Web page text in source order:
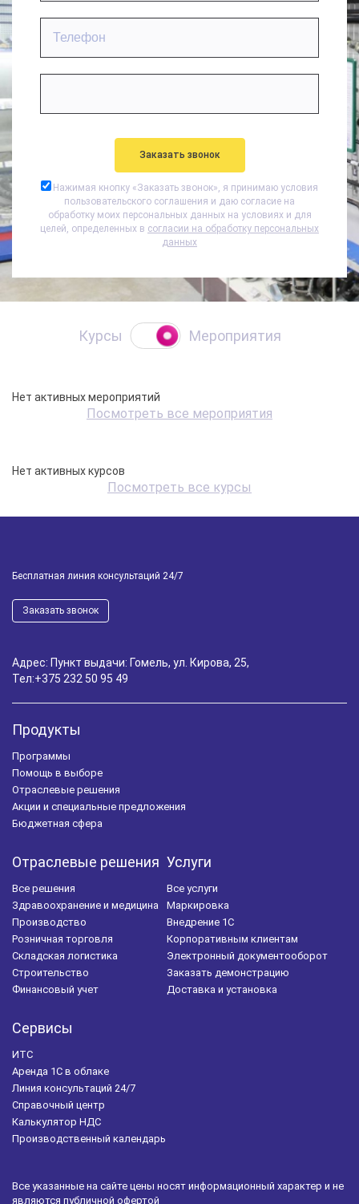
Нажимая кнопку «Заказать звонок», я принимаю условия
пользовательского соглашения и даю согласие на
обработку моих персональных данных на условиях и для
целей, определенных в согласии на обработку персональных
данных
Курсы Мероприятия
Нет активных мероприятий
Посмотреть все мероприятия
Нет активных курсов
Посмотреть все курсы
Бесплатная линия консультаций 24/7
Заказать звонок
Адрес: Пункт выдачи: Гомель, ул. Кирова, 25,
Тел:+375 232 50 95 49
Продукты
Программы
Помощь в выборе
Отраслевые решения
Акции и специальные предложения
Бюджетная сфера
Отраслевые решения
Все решения
Здравоохранение и медицина
Производство
Розничная торговля
Складская логистика
Строительство
Финансовый учет
Услуги
Все услуги
Маркировка
Внедрение 1С
Корпоративным клиентам
Электронный документооборот
Заказать демонстрацию
Доставка и установка
Сервисы
ИТС
Аренда 1С в облаке
Линия консультаций 24/7
Справочный центр
Калькулятор НДС
Производственный календарь
Все указанные на сайте цены носят информационный характер и не
являются публичной офертой